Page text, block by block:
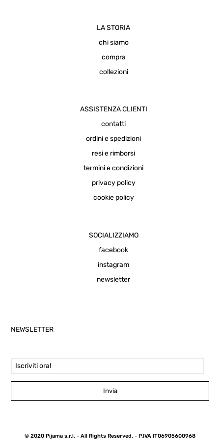
LA STORIA
chi siamo
compra
collezioni
ASSISTENZA CLIENTI
contatti
ordini e spedizioni
resi e rimborsi
termini e condizioni
privacy policy
cookie policy
SOCIALIZZIAMO
facebook
instagram
newsletter
NEWSLETTER
Invia
© 2020 Pijama s.r.l. - All Rights Reserved. - P.IVA IT06905600968